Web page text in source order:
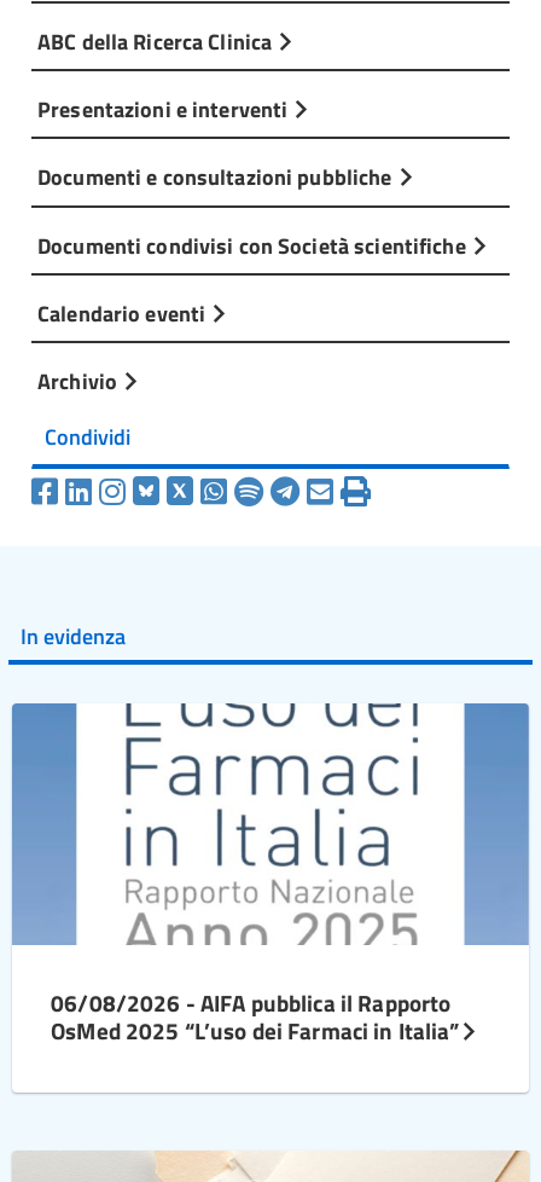
ABC della Ricerca Clinica
Presentazioni e interventi
Documenti e consultazioni pubbliche
Documenti condivisi con Società scientifiche
Calendario eventi
Archivio
Condividi
In evidenza
06/08/2026 - AIFA pubblica il Rapporto
OsMed 2025 “L’uso dei Farmaci in Italia”